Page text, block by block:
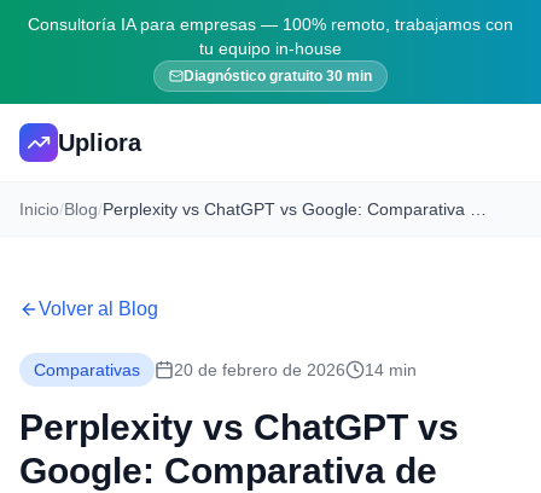
Consultoría IA para empresas — 100% remoto, trabajamos con
tu equipo in-house
Diagnóstico gratuito 30 min
Upliora
Inicio/Blog/
Volver al Blog
Comparativas 20 de febrero de 2026 14 min
Perplexity vs ChatGPT vs
Google: Comparativa de